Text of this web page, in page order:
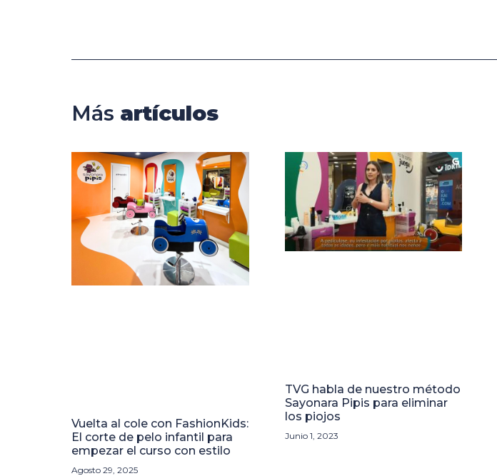
Más artículos
Vuelta al cole con FashionKids:
El corte de pelo infantil para
empezar el curso con estilo
Agosto 29, 2025
TVG habla de nuestro método
Sayonara Pipis para eliminar
los piojos
Junio 1, 2023